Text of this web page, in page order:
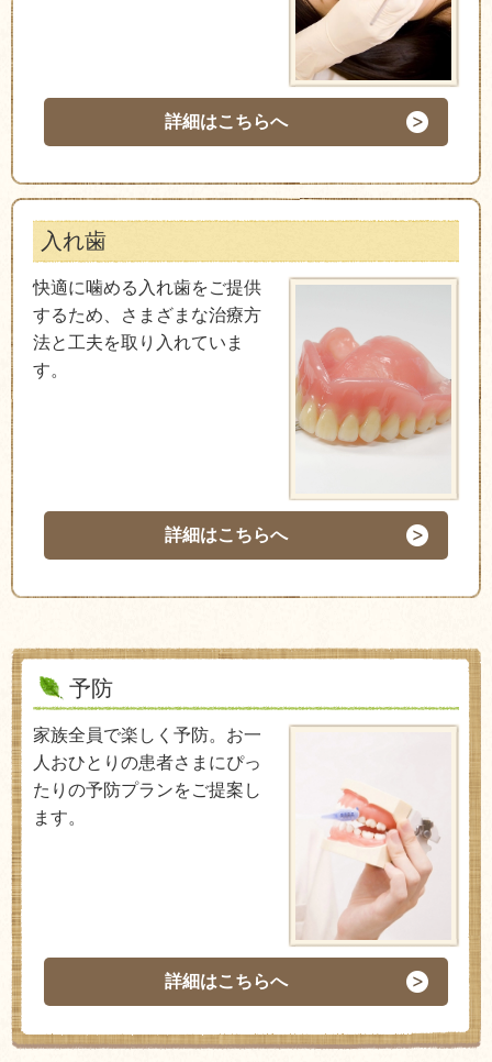
詳細はこちらへ
入れ歯
快適に噛める入れ歯をご提供
するため、さまざまな治療方
法と工夫を取り入れていま
す。
詳細はこちらへ
予防
家族全員で楽しく予防。お一
人おひとりの患者さまにぴっ
たりの予防プランをご提案し
ます。
詳細はこちらへ